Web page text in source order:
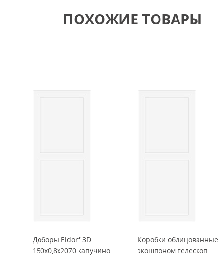
ПОХОЖИЕ ТОВАРЫ
Доборы Eldorf 3D
150x0,8x2070 капучино
Коробки облицованные
экошпоном телескоп